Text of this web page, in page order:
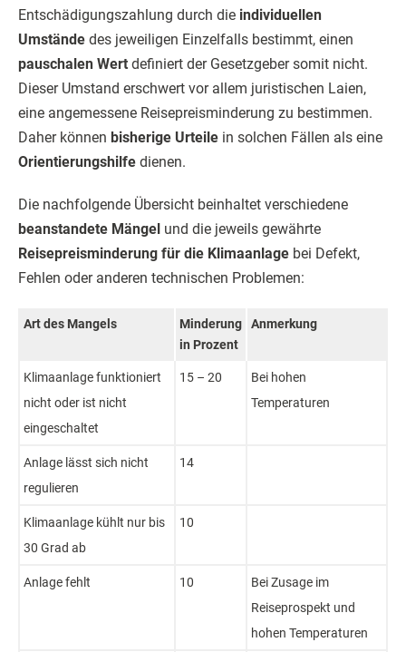
Entschädigungszahlung durch die individuellen
Umstände des jeweiligen Einzelfalls bestimmt, einen
pauschalen Wert definiert der Gesetzgeber somit nicht.
Dieser Umstand erschwert vor allem juristischen Laien,
eine angemessene Reisepreisminderung zu bestimmen.
Daher können bisherige Urteile in solchen Fällen als eine
Orientierungshilfe dienen.
Die nachfolgende Übersicht beinhaltet verschiedene
beanstandete Mängel und die jeweils gewährte
Reisepreisminderung für die Klimaanlage bei Defekt,
Fehlen oder anderen technischen Problemen:
Art des Mangels
Minderung
in Prozent
Anmerkung
Klimaanlage funktioniert
nicht oder ist nicht
eingeschaltet
15 – 20
Bei hohen
Temperaturen
Anlage lässt sich nicht
regulieren
14
Klimaanlage kühlt nur bis
30 Grad ab
10
Anlage fehlt 10
Bei Zusage im
Reiseprospekt und
hohen Temperaturen